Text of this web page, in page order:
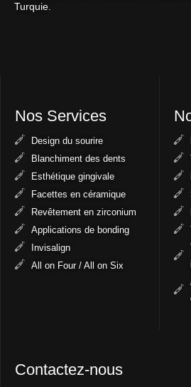
Turquie.
Nos Services
Design du sourire
Blanchiment des dents
Esthétique gingivale
Facettes en céramique
Revêtement en zirconium
Applications de bonding
Invisalign
All on Four / All on Six
Contactez-nous